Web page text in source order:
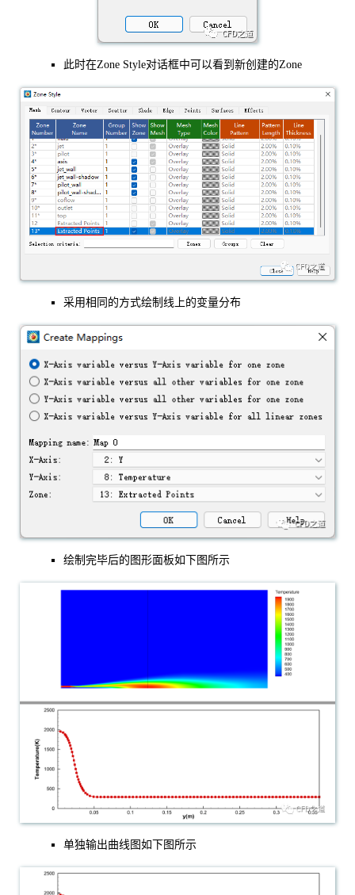
此时在Zone Style对话框中可以看到新创建的Zone
采用相同的方式绘制线上的变量分布
绘制完毕后的图形面板如下图所示
单独输出曲线图如下图所示